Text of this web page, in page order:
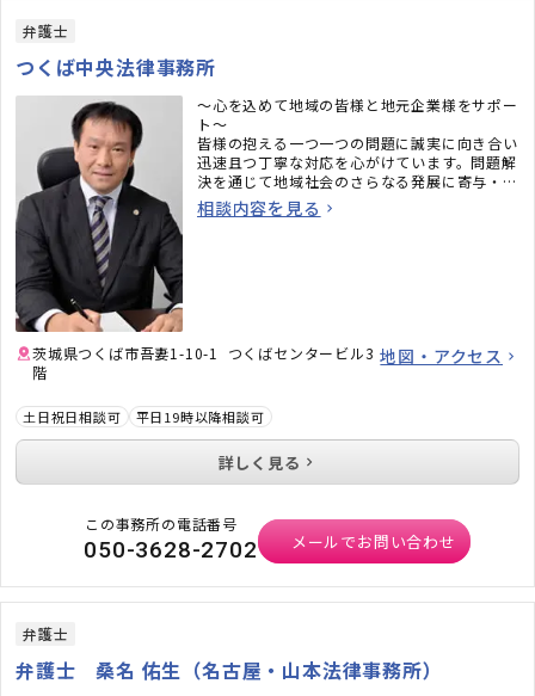
弁護士
つくば中央法律事務所
～心を込めて地域の皆様と地元企業様をサポー
ト～
皆様の抱える一つ一つの問題に誠実に向き合い
迅速且つ丁寧な対応を心がけています。問題解
決を通じて地域社会のさらなる発展に寄与・貢
献したいと考えております。
相談内容を見る
茨城県つくば市吾妻1-10-1 つくばセンタービル3
階
地図・アクセス
土日祝日相談可 平日19時以降相談可
詳しく見る
この事務所の電話番号
050-3628-2702 メールでお問い合わせ
弁護士
弁護士 桑名 佑生（名古屋・山本法律事務所）